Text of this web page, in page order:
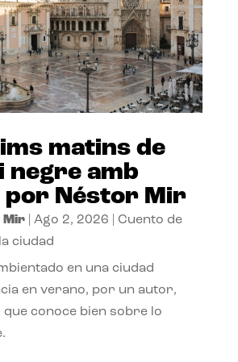
matins de
negre amb
por Néstor Mir
Mir| Ago 2, 2026
Cuento de
ciudad
en una ciudad
en verano, por un autor,
conoce bien sobre lo